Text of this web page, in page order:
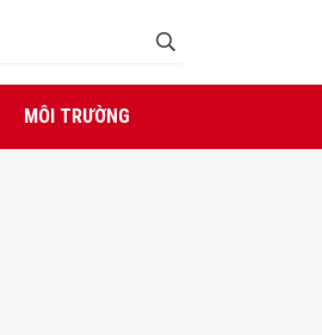
MÔI TRƯỜNG